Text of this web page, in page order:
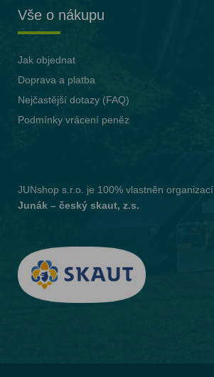
Vše o nákupu
Jak objednat
Doprava a platba
Nejčastější dotazy (FAQ)
Podmínky vrácení peněz
JUNshop s.r.o.
je 100% vlastněn organizací
Junák – český skaut, z.s.